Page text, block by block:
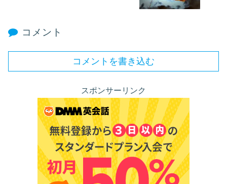
コメント
コメントを書き込む
スポンサーリンク